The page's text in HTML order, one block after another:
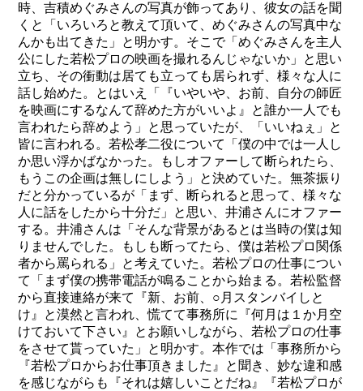
時、吉積めぐみさんの写真が飾ってあり、彼女の話を聞
くと「いろいろと教えて頂いて、めぐみさんの写真中な
んかも出てきた」と明かす。そこで「めぐみさんを主人
公にした若松プロの映画を撮れるんじゃないか」と思い
立ち、その衝動は居ても立っても居られず、様々な人に
話し始めた。とはいえ「『いやいや、お前、自分の師匠
を映画にするなんて辞めた方がいいよ』と誰か一人でも
言われたら辞めよう」と思っていたが、「いいねぇ」と
皆に言われる。若松孝二役について「僕の中では一人し
か思い浮かばなかった。もしオファーして断られたら、
もうこの企画は無しにしよう」と決めていた。無茶振り
だと分かっているが「まず、断られると思って、様々な
人に話をしたから十分だ」と思い、井浦さんにオファー
する。井浦さんは「そんな背景があるとは当時の僕は知
りませんでした。もしも断ってたら、僕は若松プロ関係
者から罵られる」と考えていた。若松プロの仕事につい
て「まず僕の携帯電話が鳴ることから始まる。若松監督
から直接連絡が来て『新、お前、○月スタンバイしと
け』と漠然と言われ、慌てて事務所に『何月は１か月空
けておいて下さい』とお願いしながら、若松プロの仕事
をさせて貰っていた」と明かす。本作では「事務所から
『若松プロからお仕事頂きました』と聞き、妙な違和感
を感じながらも『それは嬉しいことだね』『若松プロが